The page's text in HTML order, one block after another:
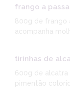
frango a
800g de frango
acompanha
tirinhas de
600g de alcatra
pimentão